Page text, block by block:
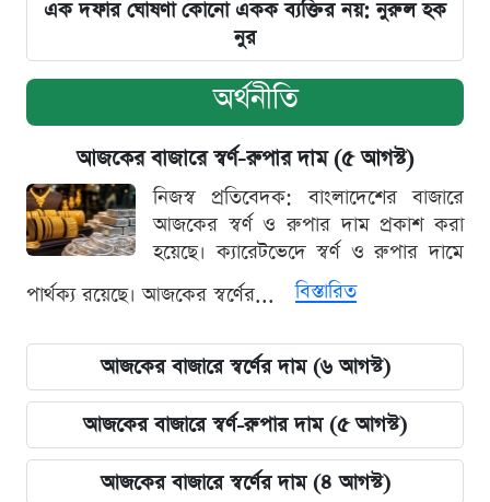
এক দফার ঘোষণা কোনো একক ব্যক্তির নয়: নুরুল হক
নুর
অর্থনীতি
আজকের বাজারে স্বর্ণ-রুপার দাম (৫ আগস্ট)
নিজস্ব প্রতিবেদক: বাংলাদেশের বাজারে
আজকের স্বর্ণ ও রুপার দাম প্রকাশ করা
হয়েছে। ক্যারেটভেদে স্বর্ণ ও রুপার দামে
পার্থক্য রয়েছে। আজকের স্বর্ণের...
বিস্তারিত
আজকের বাজারে স্বর্ণের দাম (৬ আগস্ট)
আজকের বাজারে স্বর্ণ-রুপার দাম (৫ আগস্ট)
আজকের বাজারে স্বর্ণের দাম (৪ আগস্ট)